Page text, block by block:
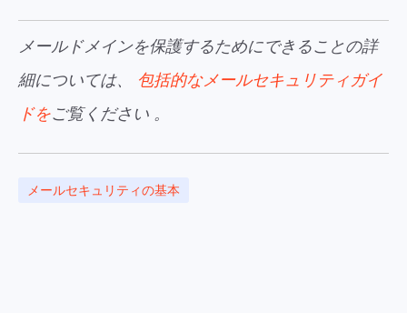
メールドメインを保護するためにできることの詳
細については、 包括的なメールセキュリティガイ
ドをご覧ください 。
メールセキュリティの基本